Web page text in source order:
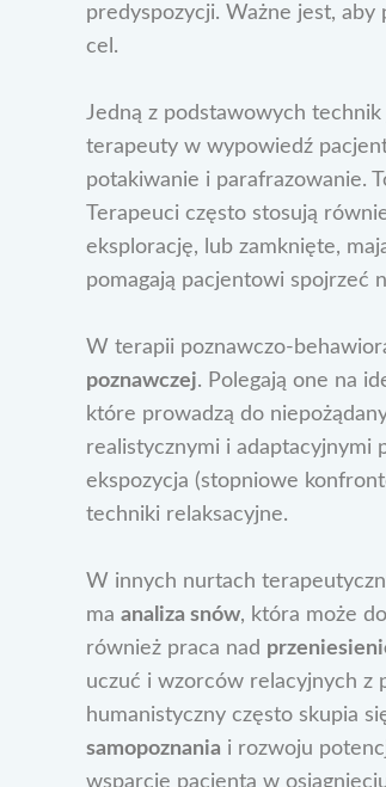
predyspozycji. Ważne jest, aby
cel.
Jedną z podstawowych technik
terapeuty w wypowiedź
potakiwanie i parafrazowanie.
Terapeuci często stosują
eksplorację, lub zamknięte,
pomagają pacjentowi spojrzeć
W terapii poznawczo-
poznawczej. Polegają one na
które prowadzą do
realistycznymi i adaptacyjnymi
ekspozycja (stopniowe
techniki relaksacyjne.
W innych nurtach
ma analiza snów, która może
również praca nad
uczuć i wzorców relacyjnych z
humanistyczny często skupia
samopoznania i rozwoju
wsparcie pacjenta w